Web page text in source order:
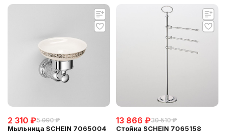
2 310 ₽5 090 ₽
Мыльница SCHEIN 7065004
13 866 ₽30 510 ₽
Стойка SCHEIN 7065158